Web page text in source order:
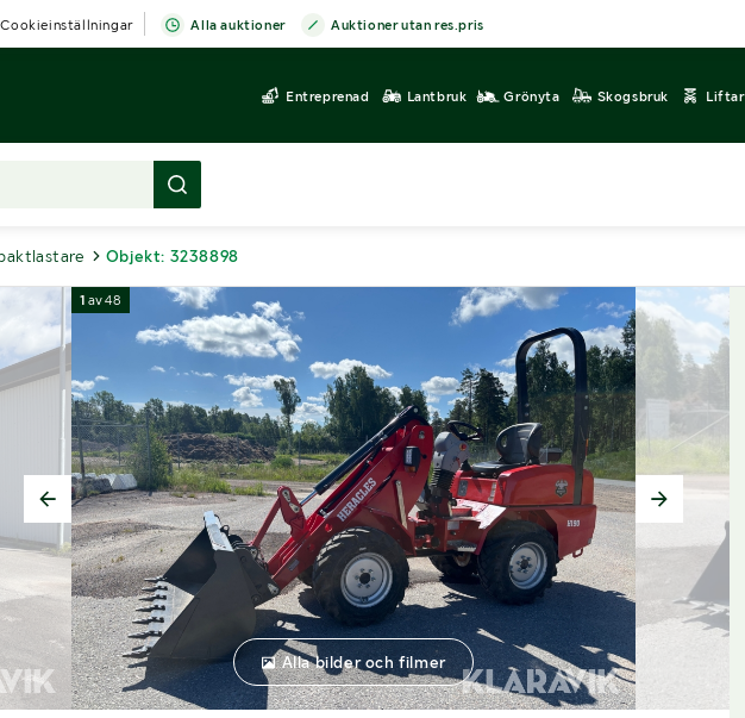
Cookieinställningar Alla auktioner Auktioner utan res.pris
Entreprenad Lantbruk Grönyta Skogsbruk Liftar
Objekt: 3238898
1 av48
Alla bilder och filmer